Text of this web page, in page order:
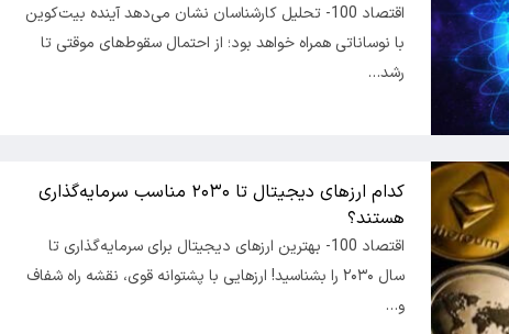
اقتصاد 100- تحلیل کارشناسان نشان می‌دهد آینده بیت‌کوین
با نوساناتی همراه خواهد بود؛ از احتمال سقوط‌های موقتی تا
رشد…
کدام ارزهای دیجیتال تا ۲۰۳۰ مناسب سرمایه‌گذاری
هستند؟
اقتصاد 100- بهترین ارزهای دیجیتال برای سرمایه‌گذاری تا
سال ۲۰۳۰ را بشناسید! ارزهایی با پشتوانه قوی، نقشه راه شفاف
و…